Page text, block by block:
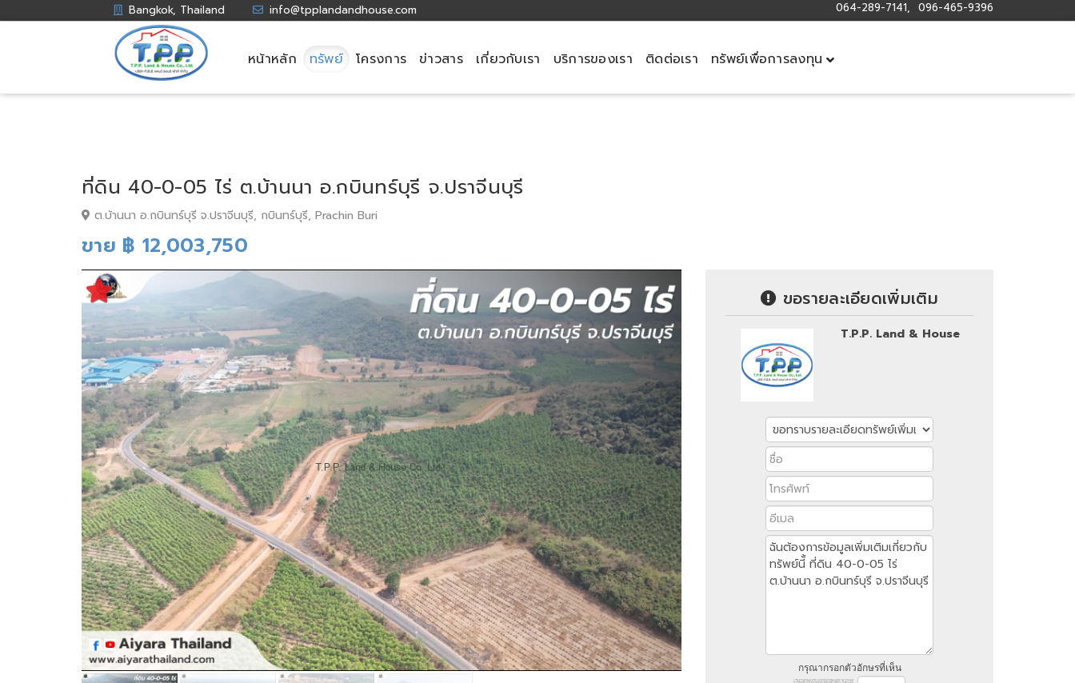
Bangkok, Thailand info@tpplandandhouse.com 064-289-7141, 096-465-9396
หน้าหลัก ทรัพย์ โครงการ ข่าวสาร เกี่ยวกับเรา บริการของเรา ติดต่อเรา ทรัพย์เพื่อการลงทุน
ที่ดิน 40-0-05 ไร่ ต.บ้านนา อ.กบินทร์บุรี จ.ปราจีนบุรี
ต.บ้านนา อ.กบินทร์บุรี จ.ปราจีนบุรี, กบินทร์บุรี, Prachin Buri
ขาย ฿ 12,003,750
ขอรายละเอียดเพิ่มเติม
T.P.P. Land & House
กรุณากรอกตัวอักษรที่เห็น